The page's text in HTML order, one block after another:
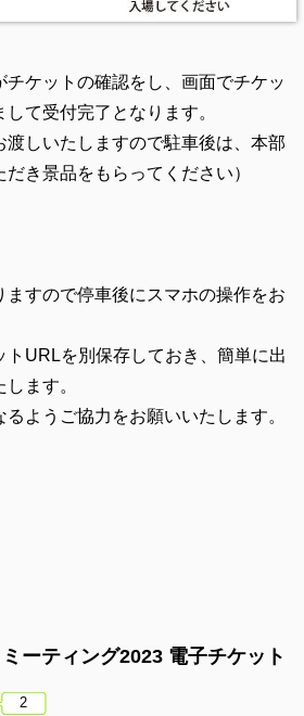
ケットの確認をし、画面でチケッ
して受付完了となります。
渡しいたしますので駐車後は、本部
き景品をもらってください）
ますので停車後にスマホの操作をお
トURLを別保存しておき、簡単に出
ます。
るようご協力をお願いいたします。
ーティング2023 電子チケット
2